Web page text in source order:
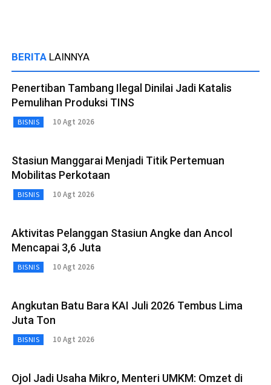
BERITA LAINNYA
Penertiban Tambang Ilegal Dinilai Jadi Katalis
Pemulihan Produksi TINS
BISNIS 10 Agt 2026
Stasiun Manggarai Menjadi Titik Pertemuan
Mobilitas Perkotaan
BISNIS 10 Agt 2026
Aktivitas Pelanggan Stasiun Angke dan Ancol
Mencapai 3,6 Juta
BISNIS 10 Agt 2026
Angkutan Batu Bara KAI Juli 2026 Tembus Lima
Juta Ton
BISNIS 10 Agt 2026
Ojol Jadi Usaha Mikro, Menteri UMKM: Omzet di